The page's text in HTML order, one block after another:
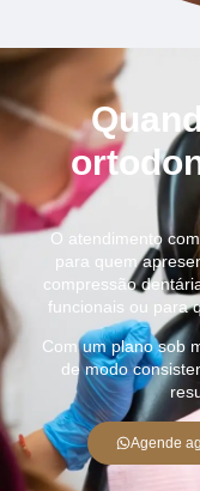
O atendimento
para quem
compressão
funcionais ou para
Com um plano sob
de modo
Agende